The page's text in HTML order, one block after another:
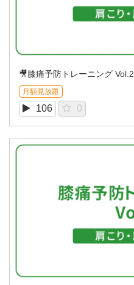
🎥膝痛予防トレーニング Vol.2
月額見放題
106 0